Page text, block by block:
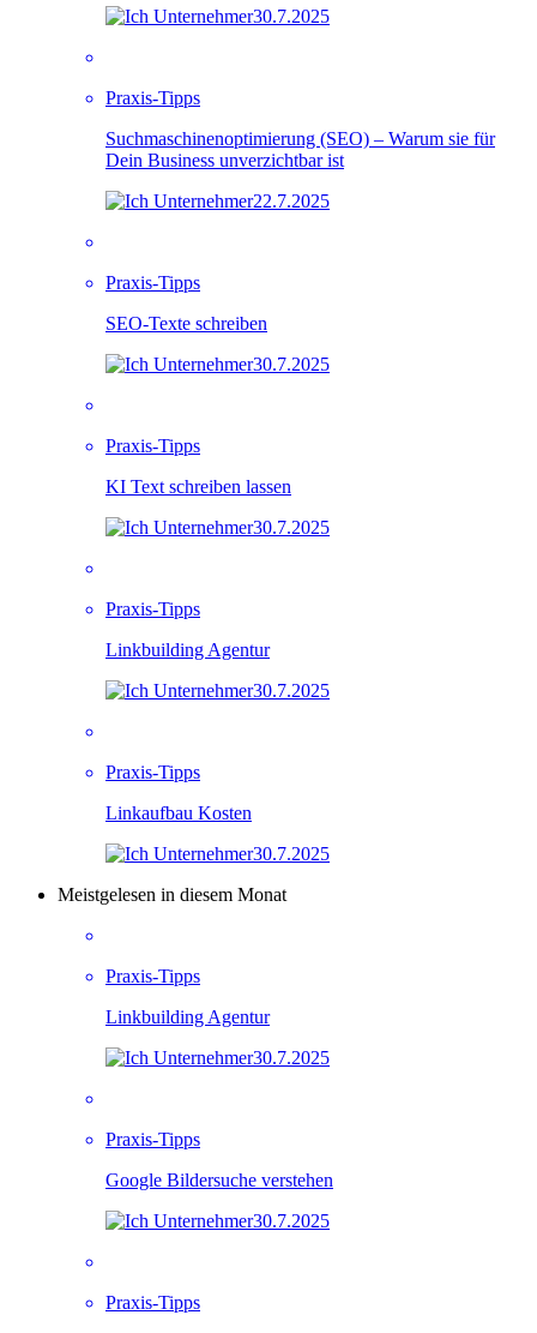
30.7.2025
Praxis-Tipps
Suchmaschinenoptimierung (SEO) – Warum sie für
Dein Business unverzichtbar ist
22.7.2025
Praxis-Tipps
SEO-Texte schreiben
30.7.2025
Praxis-Tipps
KI Text schreiben lassen
30.7.2025
Praxis-Tipps
Linkbuilding Agentur
30.7.2025
Praxis-Tipps
Linkaufbau Kosten
30.7.2025
Meistgelesen in diesem Monat
Praxis-Tipps
Linkbuilding Agentur
30.7.2025
Praxis-Tipps
Google Bildersuche verstehen
30.7.2025
Praxis-Tipps